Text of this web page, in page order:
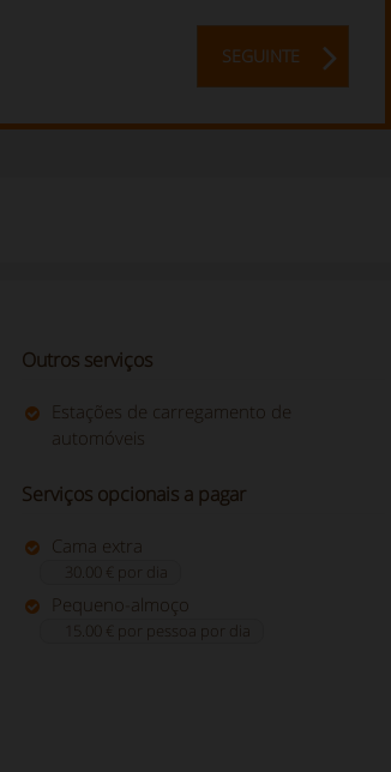
SEGUINTE
Outros serviços
Estações de carregamento de
automóveis
Serviços opcionais a pagar
Cama extra
30.00 € por dia
Pequeno-almoço
15.00 € por pessoa por dia